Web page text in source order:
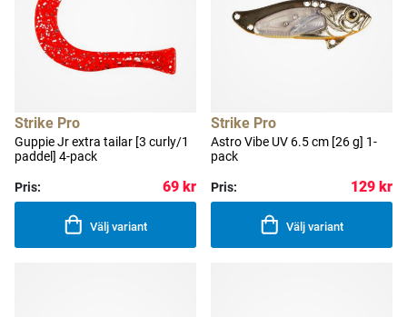
Strike Pro
Guppie Jr extra tailar [3 curly/1
paddel] 4-pack
Pris: 69 kr
Välj variant
Strike Pro
Astro Vibe UV 6.5 cm [26 g] 1-
pack
Pris: 129 kr
Välj variant